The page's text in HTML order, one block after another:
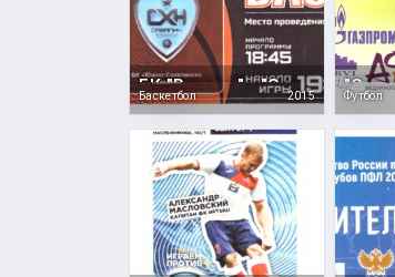
БК "Рязань" - "Сахалин"
Баскетбол 2015 Футбол